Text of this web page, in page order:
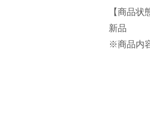
【商品状
新品
※商品内